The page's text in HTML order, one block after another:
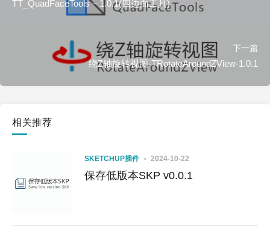
TT_QuadFaceTools – 1.0.1(四边面工具)
下一篇
绕Z轴旋转视图-TRotateAroundZView-1.0.1
相关推荐
SKETCHUP插件 2024-10-22
保存低版本SKP v0.0.1